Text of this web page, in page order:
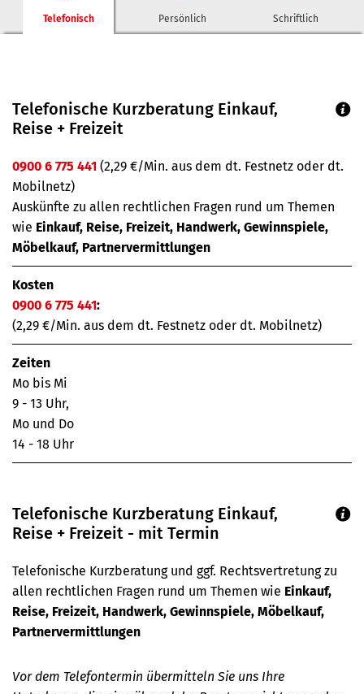
Telefonisch Persönlich Schriftlich
Telefonische Kurzberatung Einkauf,
Reise + Freizeit
0900 6 775 441 (2,29 €/Min. aus dem dt. Festnetz oder dt.
Mobilnetz)
Auskünfte zu allen rechtlichen Fragen rund um Themen
wie Einkauf, Reise, Freizeit, Handwerk, Gewinnspiele,
Möbelkauf, Partnervermittlungen
Kosten
0900 6 775 441:
(2,29 €/Min. aus dem dt. Festnetz oder dt. Mobilnetz)
Zeiten
Mo bis Mi
9 - 13 Uhr,
Mo und Do
14 - 18 Uhr
Telefonische Kurzberatung Einkauf,
Reise + Freizeit - mit Termin
Telefonische Kurzberatung und ggf. Rechtsvertretung zu
allen rechtlichen Fragen rund um Themen wie Einkauf,
Reise, Freizeit, Handwerk, Gewinnspiele, Möbelkauf,
Partnervermittlungen
Vor dem Telefontermin übermitteln Sie uns Ihre